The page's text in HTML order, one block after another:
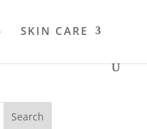
SKIN CARE